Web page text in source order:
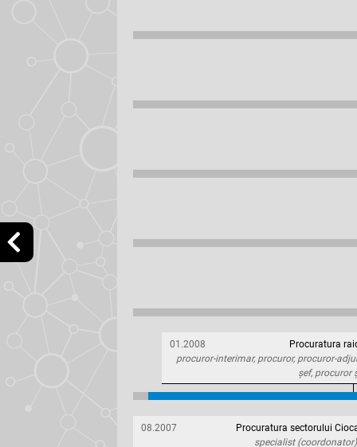
01.2008
Procuratura
procuror-interimar, procuror, procuror-
șef, procuror
08.2007
Procuratura sectorului
specialist